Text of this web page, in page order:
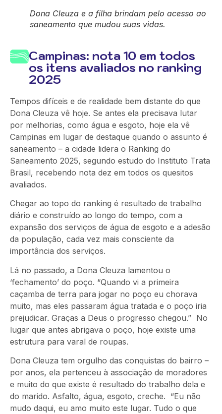
Dona Cleuza e a filha brindam pelo acesso ao
saneamento que mudou suas vidas.
Campinas: nota 10 em todos
os itens avaliados no ranking
2025
Tempos difíceis e de realidade bem distante do que
Dona Cleuza vê hoje. Se antes ela precisava lutar
por melhorias, como água e esgoto, hoje ela vê
Campinas em lugar de destaque quando o assunto é
saneamento – a cidade lidera o Ranking do
Saneamento 2025, segundo estudo do Instituto Trata
Brasil, recebendo nota dez em todos os quesitos
avaliados.
Chegar ao topo do ranking é resultado de trabalho
diário e construído ao longo do tempo, com a
expansão dos serviços de água de esgoto e a adesão
da população, cada vez mais consciente da
importância dos serviços.
Lá no passado, a Dona Cleuza lamentou o
‘fechamento’ do poço. “Quando vi a primeira
caçamba de terra para jogar no poço eu chorava
muito, mas eles passaram água tratada e o poço iria
prejudicar. Graças a Deus o progresso chegou.” No
lugar que antes abrigava o poço, hoje existe uma
estrutura para varal de roupas.
Dona Cleuza tem orgulho das conquistas do bairro –
por anos, ela pertenceu à associação de moradores
e muito do que existe é resultado do trabalho dela e
do marido. Asfalto, água, esgoto, creche. “Eu não
mudo daqui, eu amo muito este lugar. Tudo o que